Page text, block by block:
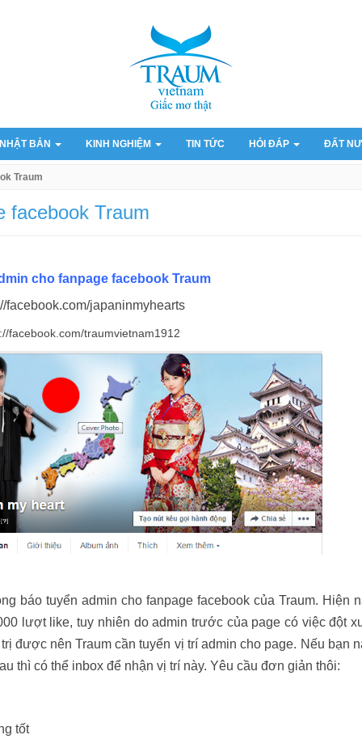
BẢN KINH NGHIỆM TIN TỨC HỎI ĐÁP ĐẤT
Traum
facebook Traum
cho fanpage facebook Traum
facebook.com/japaninmyhearts
facebook.com/traumvietnam1912
báo tuyển admin cho fanpage facebook của Traum. Hiện
lượt like, tuy nhiên do admin trước của page có việc đột
được nên Traum cần tuyển vị trí admin cho page. Nếu bạn
thì có thể inbox để nhận vị trí này. Yêu cầu đơn giản thôi:
tốt